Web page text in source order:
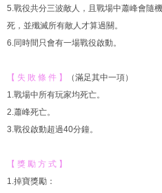
5.戰役共分三波敵人，且戰場中蕭峰會隨
死，並殲滅所有敵人才算過關。
6.同時間只會有一場戰役啟動。
【 失 敗 條 件 】
（滿足其中一項）
1.戰場中所有玩家均死亡。
2.蕭峰死亡。
3.戰役啟動超過40分鐘。
【 獎 勵 方 式 】
1.掉寶獎勵：